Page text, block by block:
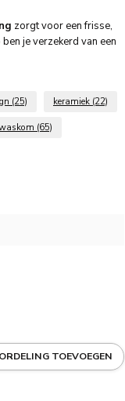
zorgt voor een frisse,
je verzekerd van een
(25) keramiek (22)
(65)
TOEVOEGEN